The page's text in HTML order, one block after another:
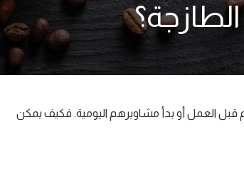
العمل أو بدأ مشاويرهم اليومية. فكيف يمكن